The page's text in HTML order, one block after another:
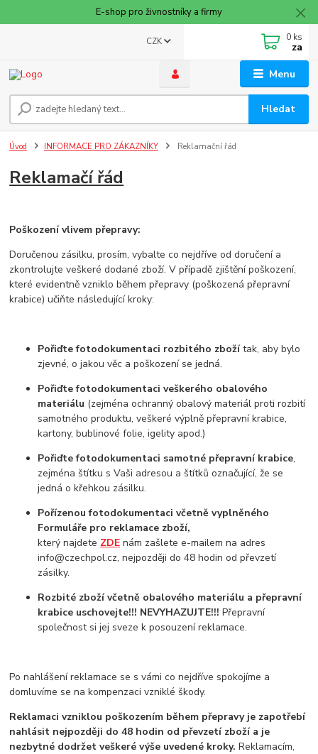
E-shop pro živnostníky a firmy
Menu
CZK
Hledat
0 ks
za
Úvod INFORMACE PRO ZÁKAZNÍKY Reklamační řád
Reklamačí řád
Poškození vlivem přepravy:
Doručenou zásilku, prosím, vybalte co nejdříve od doručení a
zkontrolujte veškeré dodané zboží. V případě zjištění poškození,
které evidentně vzniklo během přepravy (poškozená přepravní
krabice) učiňte následující kroky:
Pořiďte fotodokumentaci rozbitého zbožítak, aby bylo
zjevné, o jakou věc a poškození se jedná.
Pořiďte fotodokumentaci veškerého obalového
materiálu (zejména ochranný obalový materiál proti rozbití
samotného produktu, veškeré výplně přepravní krabice,
kartony, bublinové folie, igelity apod.)
Pořiďte fotodokumentaci samotné přepravní krabice,
zejména štítku s Vaši adresou a štítků označující, že se
jedná o křehkou zásilku.
Pořízenou fotodokumentaci včetně vyplněného
Formuláře pro reklamace zboží,
který najdete ZDE nám zašlete e-mailem na adres
info@czechpol.cz, nejpozději do 48 hodin od převzetí
zásilky.
Rozbité zboží včetně obalového materiálu a přepravní
krabice uschovejte!!! NEVYHAZUJTE!!!Přepravní
společnost si jej sveze k posouzení reklamace.
Po nahlášení reklamace se s vámi co nejdříve spokojíme a
domluvíme se na kompenzaci vzniklé škody.
Reklamaci vzniklou poškozením během přepravy je zapotřebí
nahlásit nejpozději do 48 hodin od převzetí zboží a je
nezbytné dodržet veškeré výše uvedené kroky.Reklamacím,